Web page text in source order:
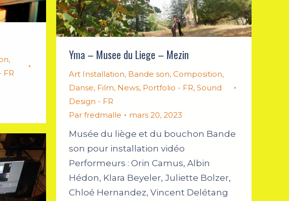
,
FR
Yma – Musee du Liege – Mezin
Art Installation, Bande son, Composition,
Danse, Film, News, Portfolio - FR, Sound
Design - FR
Par fredmalle mars 20, 2023
Musée du liège et du bouchon Bande
son pour installation vidéo
Performeurs : Orin Camus, Albin
Hédon, Klara Beyeler, Juliette Bolzer,
Chloé Hernandez, Vincent Delétang